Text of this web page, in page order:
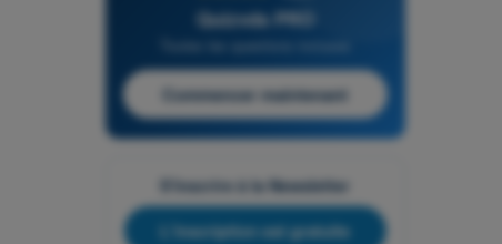
Quizvds PRO
Commencer maintenant
S'inscrire à la Newsletter
L'inscription est gratuite